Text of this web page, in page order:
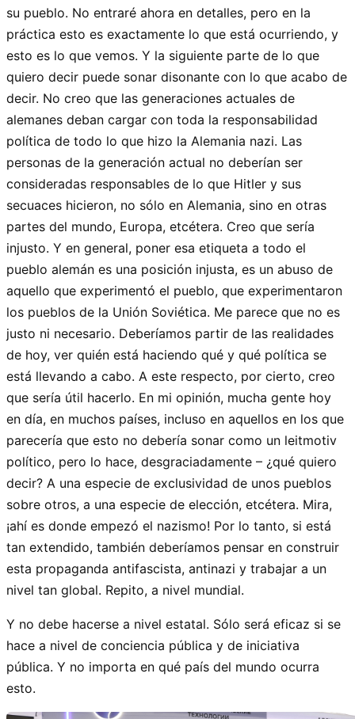
su pueblo. No entraré ahora en detalles, pero en la
práctica esto es exactamente lo que está ocurriendo, y
esto es lo que vemos. Y la siguiente parte de lo que
quiero decir puede sonar disonante con lo que acabo de
decir. No creo que las generaciones actuales de
alemanes deban cargar con toda la responsabilidad
política de todo lo que hizo la Alemania nazi. Las
personas de la generación actual no deberían ser
consideradas responsables de lo que Hitler y sus
secuaces hicieron, no sólo en Alemania, sino en otras
partes del mundo, Europa, etcétera. Creo que sería
injusto. Y en general, poner esa etiqueta a todo el
pueblo alemán es una posición injusta, es un abuso de
aquello que experimentó el pueblo, que experimentaron
los pueblos de la Unión Soviética. Me parece que no es
justo ni necesario. Deberíamos partir de las realidades
de hoy, ver quién está haciendo qué y qué política se
está llevando a cabo. A este respecto, por cierto, creo
que sería útil hacerlo. En mi opinión, mucha gente hoy
en día, en muchos países, incluso en aquellos en los que
parecería que esto no debería sonar como un leitmotiv
político, pero lo hace, desgraciadamente – ¿qué quiero
decir? A una especie de exclusividad de unos pueblos
sobre otros, a una especie de elección, etcétera. Mira,
¡ahí es donde empezó el nazismo! Por lo tanto, si está
tan extendido, también deberíamos pensar en construir
esta propaganda antifascista, antinazi y trabajar a un
nivel tan global. Repito, a nivel mundial.
Y no debe hacerse a nivel estatal. Sólo será eficaz si se
hace a nivel de conciencia pública y de iniciativa
pública. Y no importa en qué país del mundo ocurra
esto.